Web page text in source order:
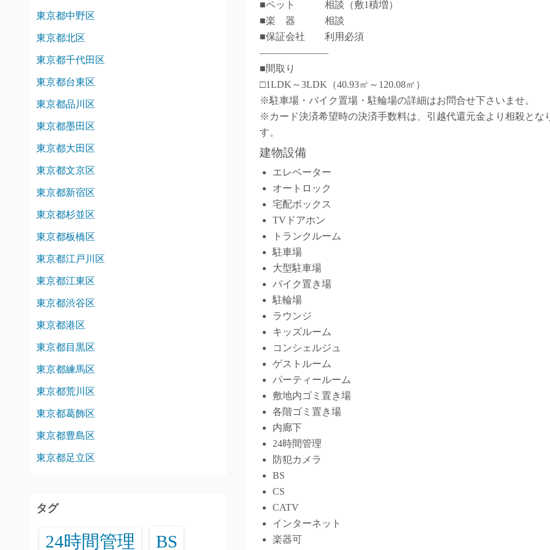
■ペット 相談（敷1積増）
■楽 器 相談
■保証会社 利用必須
―――――――
■間取り
□1LDK～3LDK（40.93㎡～120.08㎡）
※駐車場・バイク置場・駐輪場の詳細はお問合せ下さいませ。
※カード決済希望時の決済手数料は、引越代還元金より相殺とな
す。
建物設備
エレベーター
オートロック
宅配ボックス
TVドアホン
トランクルーム
駐車場
大型駐車場
バイク置き場
駐輪場
ラウンジ
キッズルーム
コンシェルジュ
ゲストルーム
パーティールーム
敷地内ゴミ置き場
各階ゴミ置き場
内廊下
24時間管理
防犯カメラ
BS
CS
CATV
インターネット
楽器可
東京都中野区
東京都北区
東京都千代田区
東京都台東区
東京都品川区
東京都墨田区
東京都大田区
東京都文京区
東京都新宿区
東京都杉並区
東京都板橋区
東京都江戸川区
東京都江東区
東京都渋谷区
東京都港区
東京都目黒区
東京都練馬区
東京都荒川区
東京都葛飾区
東京都豊島区
東京都足立区
タグ
24時間管理 BS